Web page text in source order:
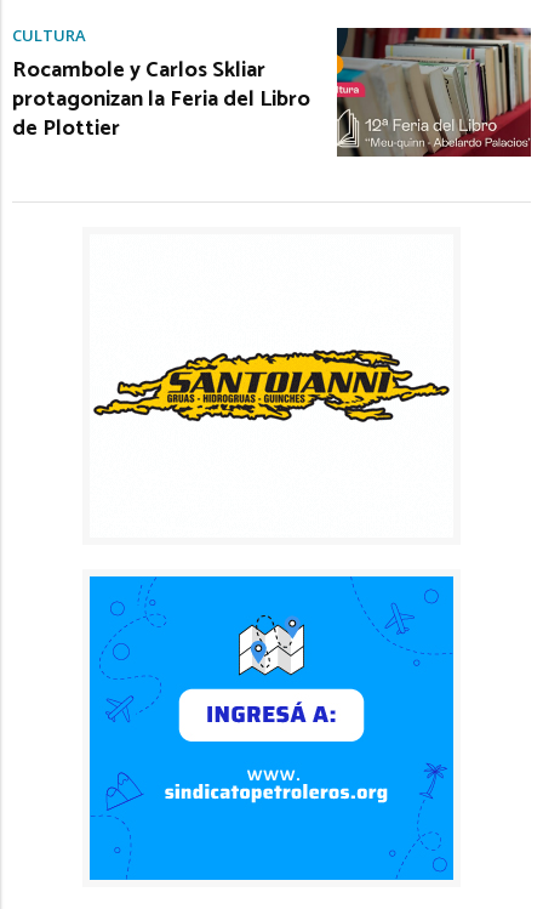
CULTURA
Rocambole y Carlos Skliar
protagonizan la Feria del Libro
de Plottier